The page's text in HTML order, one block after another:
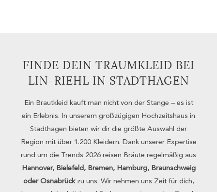
FINDE DEIN TRAUMKLEID BEI
LIN-RIEHL IN STADTHAGEN
Ein Brautkleid kauft man nicht von der Stange – es ist
ein Erlebnis. In unserem großzügigen Hochzeitshaus in
Stadthagen bieten wir dir die größte Auswahl der
Region mit über 1.200 Kleidern. Dank unserer Expertise
rund um die Trends 2026 reisen Bräute regelmäßig aus
Hannover, Bielefeld, Bremen, Hamburg, Braunschweig
oder Osnabrückzu uns. Wir nehmen uns Zeit für dich,